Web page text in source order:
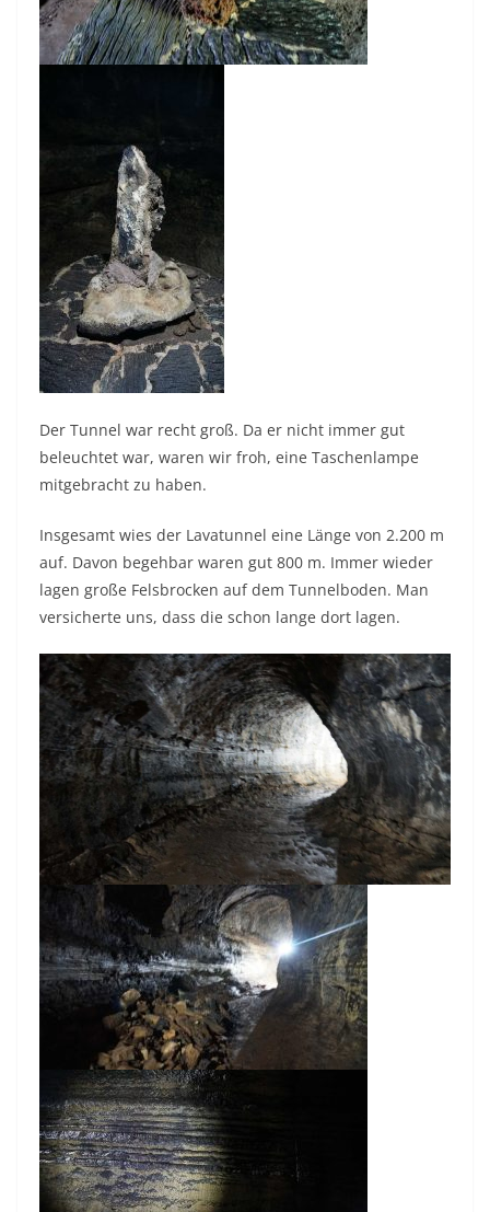
Der Tunnel war recht groß. Da er nicht immer gut
beleuchtet war, waren wir froh, eine Taschenlampe
mitgebracht zu haben.
Insgesamt wies der Lavatunnel eine Länge von 2.200 m
auf. Davon begehbar waren gut 800 m. Immer wieder
lagen große Felsbrocken auf dem Tunnelboden. Man
versicherte uns, dass die schon lange dort lagen.